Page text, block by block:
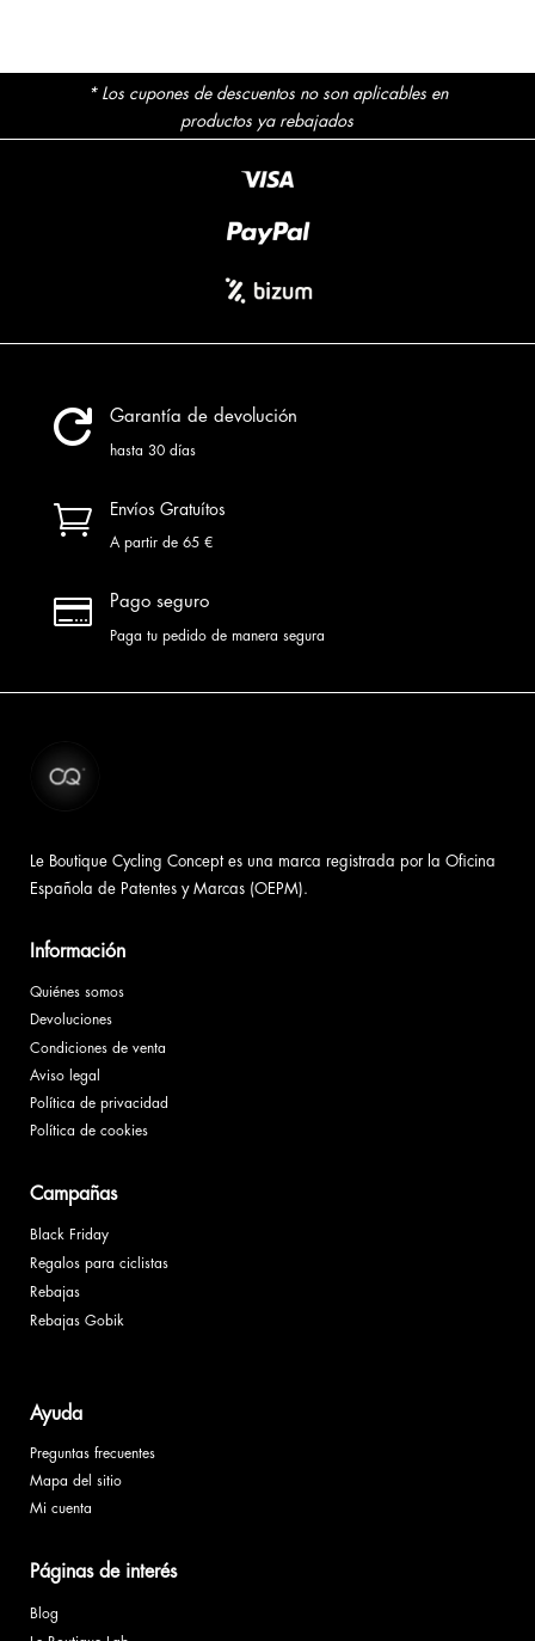
* Los cupones de descuentos no son aplicables en
productos ya rebajados
 Garantía de devolución
hasta 30 días
 Envíos Gratuítos
A partir de 65 €
 Pago seguro
Paga tu pedido de manera segura
Le Boutique Cycling Concept es una marca registrada por la Oficina
Española de Patentes y Marcas (OEPM).
Información
Quiénes somos
Devoluciones
Condiciones de venta
Aviso legal
Política de privacidad
Política de cookies
Campañas
Black Friday
Regalos para ciclistas
Rebajas
Rebajas Gobik
Ayuda
Preguntas frecuentes
Mapa del sitio
Mi cuenta
Páginas de interés
Blog